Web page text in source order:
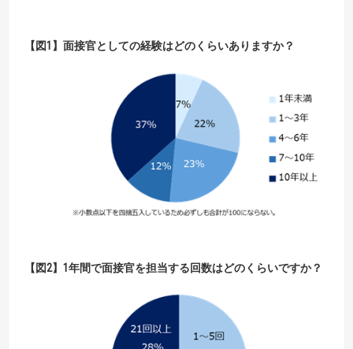
【 図1】面接官としての経験はどのくらいありますか？
【 図2】1 年間で面接官を担当する回数はどのくらいですか？